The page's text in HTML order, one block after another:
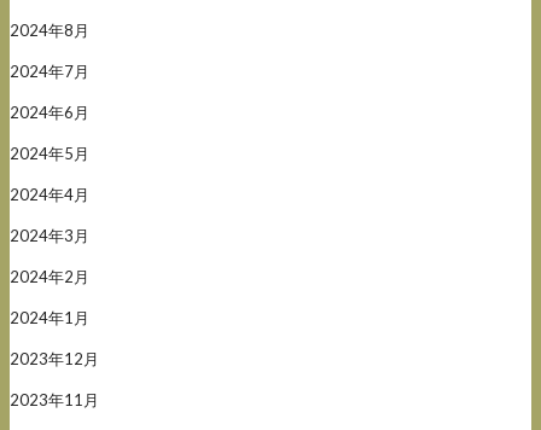
2024年8月
2024年7月
2024年6月
2024年5月
2024年4月
2024年3月
2024年2月
2024年1月
2023年12月
2023年11月